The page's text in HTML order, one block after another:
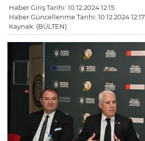
Haber Giriş Tarihi: 10.12.2024 12:15
Haber Güncellenme Tarihi: 10.12.2024 12:17
Kaynak: (BÜLTEN)